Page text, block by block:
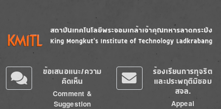
Image
ข้อเสนอแนะ/ความ
คิดเห็น
Comment &
Suggestion
ร้องเรียนการทุจริต
และประพฤติมิชอบ
สจล.
Appeal